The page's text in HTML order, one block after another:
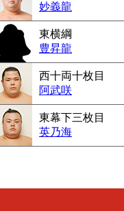
妙義龍
東横綱
豊昇龍
西十両十枚目
阿武咲
東幕下三枚目
英乃海